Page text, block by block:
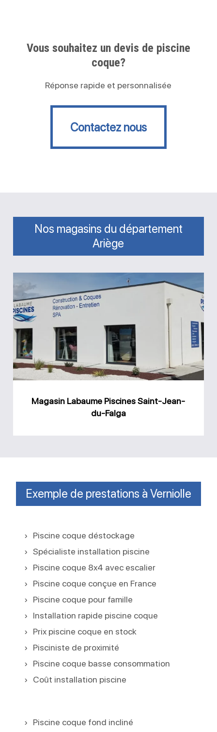
Vous souhaitez un devis de piscine
coque?
Réponse rapide et personnalisée
Contactez nous
Contactez nous
Nos magasins du département
Ariège
Magasin
Saint-
Jean-
du-
Falga
Magasin Labaume Piscines Saint-Jean-
du-Falga
Exemple de prestations à Verniolle
Piscine coque déstockage
Spécialiste installation piscine
Piscine coque 8x4 avec escalier
Piscine coque conçue en France
Piscine coque pour famille
Installation rapide piscine coque
Prix piscine coque en stock
Pisciniste de proximité
Piscine coque basse consommation
Coût installation piscine
Piscine coque fond incliné